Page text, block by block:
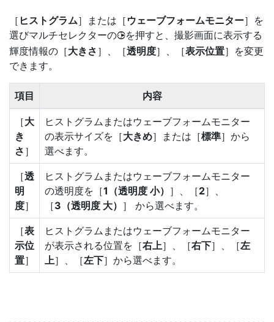
［ ヒストグラム］または［ ウェーブフォームモニター］を
選びマルチセレクターの2を押すと、撮影画面に表示する
輝度情報の［大きさ ］、［透明度］、［表示位置］を変更
できます。
項目 内容
［大
き
さ ］
ヒストグラムまたはウェーブフォームモニター
の表示サイズを［大きめ］または［標準］から
選べます。
［透
明
度］
ヒストグラムまたはウェーブフォームモニター
の透明度を［1（透明度 小） ］、［2］、
［3（透明度 大） ］ から選べます。
［表
示位
置］
ヒストグラムまたはウェーブフォームモニター
が表示される位置を［右上］、［右下］、［左
上］、［左下］から選べます。